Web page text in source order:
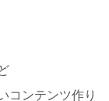
コンテンツ作り